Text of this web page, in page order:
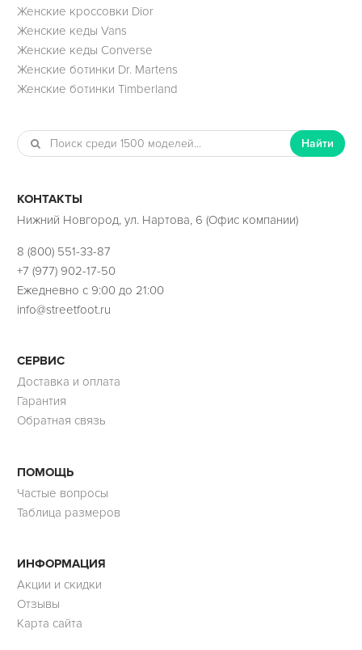
Женские кроссовки Dior
Женские кеды Vans
Женские кеды Converse
Женские ботинки Dr. Martens
Женские ботинки Timberland
Найти
КОНТАКТЫ
Нижний Новгород, ул. Нартова, 6 (Офис компании)
8 (800) 551-33-87
+7 (977) 902-17-50
Ежедневно с 9:00 до 21:00
info@streetfoot.ru
СЕРВИС
Доставка и оплата
Гарантия
Обратная связь
ПОМОЩЬ
Частые вопросы
Таблица размеров
ИНФОРМАЦИЯ
Акции и скидки
Отзывы
Карта сайта